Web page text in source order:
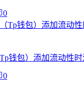
0
Tp钱包）添加流动性
0